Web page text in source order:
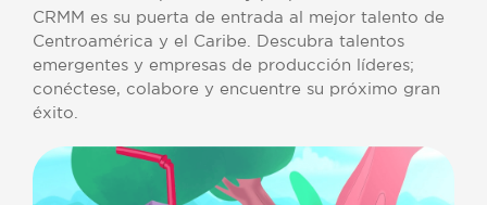
CRMM es su puerta de entrada al mejor talento de
Centroamérica y el Caribe. Descubra talentos
emergentes y empresas de producción líderes;
conéctese, colabore y encuentre su próximo gran
éxito.